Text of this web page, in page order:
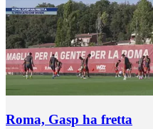
Roma, Gasp ha fretta